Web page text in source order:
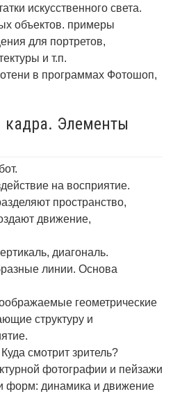
искусственного света.
объектов. примеры
для портретов,
и т.п.
в программах Фотошоп,
кадра. Элементы
на восприятие.
пространство,
движение,
диагональ.
линии. Основа
геометрические
структуру и
смотрит зритель?
фотографии и пейзажи
форм: динамика и движение